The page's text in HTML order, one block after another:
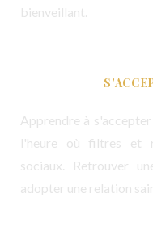
bienveillant.
Apprendre à
l'heure où filtres et
sociaux. Retrouver
adopter une relation